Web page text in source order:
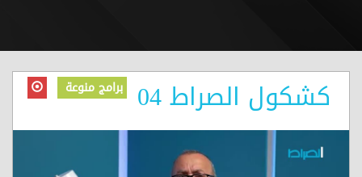
كشكول الصراط 04 برامج منوعة